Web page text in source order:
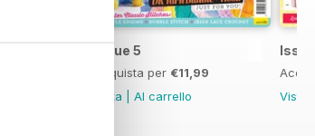
Issue 5
Acquista per €11,99
Vista
Al carrello
Vista